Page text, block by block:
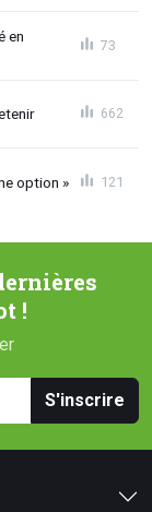
en
73
662
option » 121
!
S'inscrire